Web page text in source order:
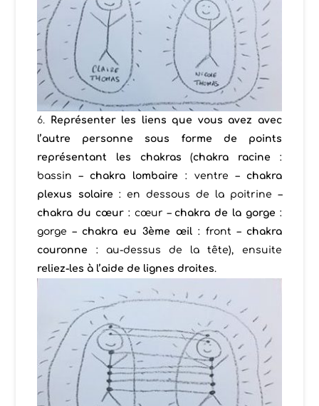
Représenter les liens que vous avez avec
l’autre personne sous forme de points
représentant les chakras (chakra racine :
bassin – chakra lombaire : ventre – chakra
plexus solaire : en dessous de la poitrine –
chakra du cœur : cœur – chakra de la gorge :
gorge – chakra eu 3ème œil: front – chakra
couronne : au-dessus de la tête), ensuite
reliez-les à l’aide de lignes droites.